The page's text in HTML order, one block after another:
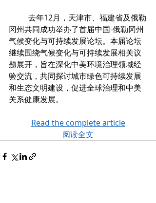
冈州共同成功举办了首届中国-俄勒冈州
气候变化与可持续发展论坛。本届论坛
继续围绕气候变化与可持续发展相关议
题展开，旨在深化中美环境治理领域经
验交流，共同探讨城市绿色可持续发展
和生态文明建设，促进全球治理和中美
关系健康发展。
Read the complete article
阅读全文